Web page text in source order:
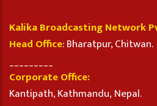
Kalika Broadcasting Network
Head Office: Bharatpur, Chitwan.
Corporate Office:
Kantipath, Kathmandu, Nepal.